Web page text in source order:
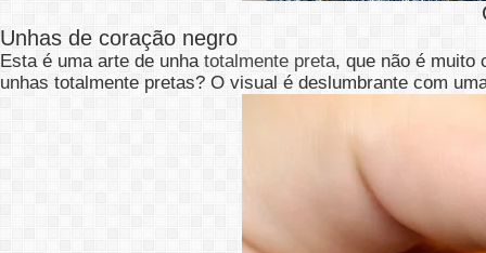
Unhas de coração negro
Esta é uma arte de unha totalmente preta, que não é muito
unhas totalmente pretas? O visual é deslumbrante com